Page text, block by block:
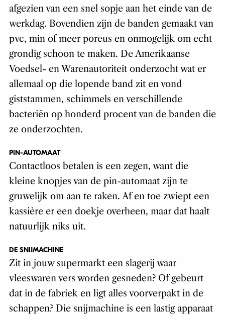
afgezien van een snel sopje aan het einde van de
werkdag. Bovendien zijn de banden gemaakt van
pvc, min of meer poreus en onmogelijk om echt
grondig schoon te maken. De Amerikaanse
Voedsel- en Warenautoriteit onderzocht wat er
allemaal op die lopende band zit en vond
giststammen, schimmels en verschillende
bacteriën op honderd procent van de banden die
ze onderzochten.
PIN-AUTOMAAT
Contactloos betalen is een zegen, want die
kleine knopjes van de pin-automaat zijn te
gruwelijk om aan te raken. Af en toe zwiept een
kassière er een doekje overheen, maar dat haalt
natuurlijk niks uit.
DE SNIJMACHINE
Zit in jouw supermarkt een slagerij waar
vleeswaren vers worden gesneden? Of gebeurt
dat in de fabriek en ligt alles voorverpakt in de
schappen? Die snijmachine is een lastig apparaat